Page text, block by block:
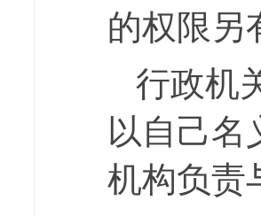
的权限另
行政机
以自己名
机构负责